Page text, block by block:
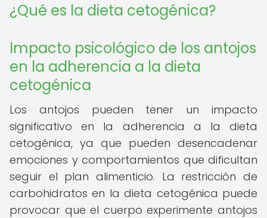
¿Qué es la dieta cetogénica?
Impacto psicológico de los antojos
en la adherencia a la dieta
cetogénica
Los antojos pueden tener un impacto
significativo en la adherencia a la dieta
cetogénica, ya que pueden desencadenar
emociones y comportamientos que dificultan
seguir el plan alimenticio. La restricción de
carbohidratos en la dieta cetogénica puede
provocar que el cuerpo experimente antojos